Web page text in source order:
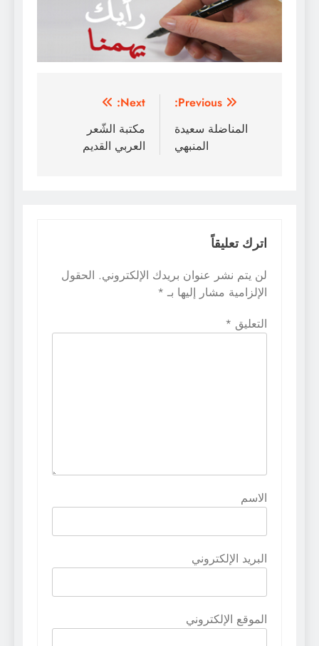
تصفّح
المقالات
Previous:
المناضلة سعيدة
المنبهي
Next:
مكتبة الشّعر
العربي القديم
اترك تعليقاً
لن يتم نشر عنوان بريدك الإلكتروني. الحقول
الإلزامية مشار إليها بـ *
التعليق *
الاسم
البريد الإلكتروني
الموقع الإلكتروني